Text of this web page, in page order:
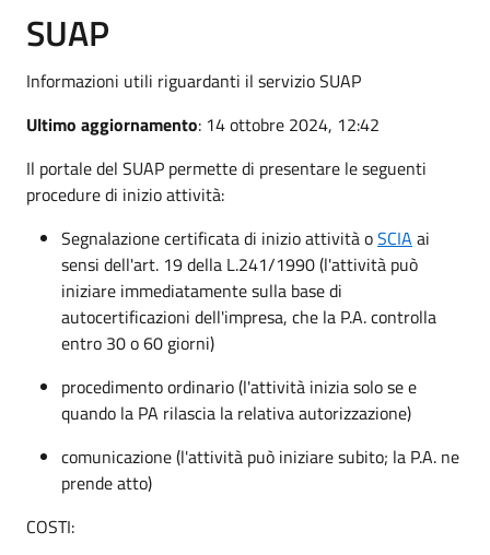
SUAP
Informazioni utili riguardanti il servizio SUAP
Ultimo aggiornamento: 14 ottobre 2024, 12:42
Il portale del SUAP permette di presentare le seguenti
procedure di inizio attività:
Segnalazione certificata di inizio attività oSCIA ai
sensi dell'art. 19 della L.241/1990 (l'attività può
iniziare immediatamente sulla base di
autocertificazioni dell'impresa, che la P.A. controlla
entro 30 o 60 giorni)
procedimento ordinario (l'attività inizia solo se e
quando la PA rilascia la relativa autorizzazione)
comunicazione (l'attività può iniziare subito; la P.A. ne
prende atto)
COSTI: